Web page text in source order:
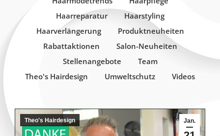
Haarreparatur
Haarstyling
Haarverlängerung
Produktneuheiten
Rabattaktionen
Salon-Neuheiten
Stellenangebote
Team
Theo's Hairdesign
Umweltschutz Videos
Jan.
Theo's Hairdesign